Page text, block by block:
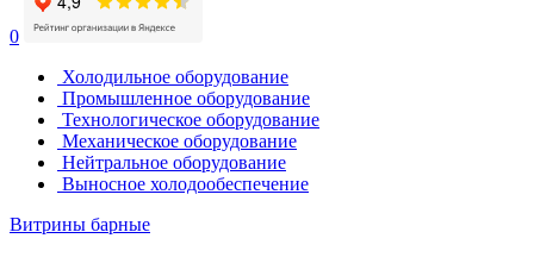
0
Холодильное оборудование
Промышленное оборудование
Технологическое оборудование
Механическое оборудование
Нейтральное оборудование
Выносное холодообеспечение
Витрины барные